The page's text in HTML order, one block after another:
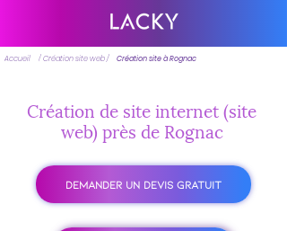
Accueil / Création site web / Création site à Rognac
Création de site internet (site
web) près de Rognac
DEMANDER UN DEVIS GRATUIT